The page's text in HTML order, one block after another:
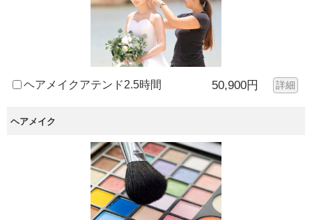
ヘアメイクアテンド2.5時間 50,900円 詳細
ヘアメイク